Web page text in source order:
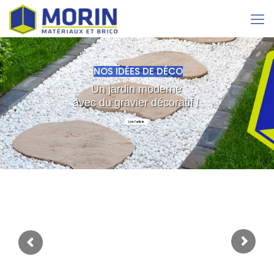
Un jardin moderne
avec du gravier décoratif !
NOS IDÉES DE DÉCO
Lire l'article